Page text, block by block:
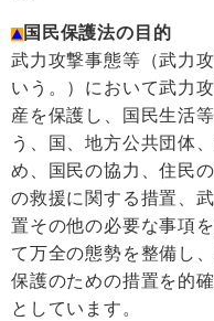
国民保護法の目的
武力攻撃事態等（武力
いう。）において武力
産を保護し、国民生活
う、国、地方公共団体
め、国民の協力、住民
の救援に関する措置、
置その他の必要な事項
て万全の態勢を整備し
保護のための措置を的
としています。